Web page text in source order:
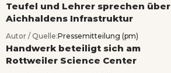
Teufel und Lehrer sprechen über
Aichhaldens Infrastruktur
Autor / Quelle:Pressemitteilung (pm)
Handwerk beteiligt sich am
Rottweiler Science Center